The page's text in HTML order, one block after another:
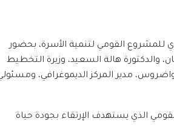
للمشروع القومي لتنمية الأسرة، بحضور
والدكتورة هالة السعيد، وزيرة التخطيط
مدير المركز الديموغرافي،
الذي يستهدف الإرتقاء بجودة حياة